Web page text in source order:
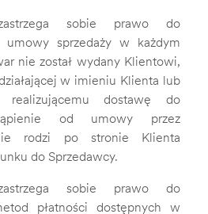
sobie prawo do
umowy sprzedaży w każdym
nie został wydany Klientowi,
w imieniu Klienta lub
realizującemu dostawę do
od umowy przez
rodzi po stronie Klienta
do Sprzedawcy.
sobie prawo do
płatności dostępnych w